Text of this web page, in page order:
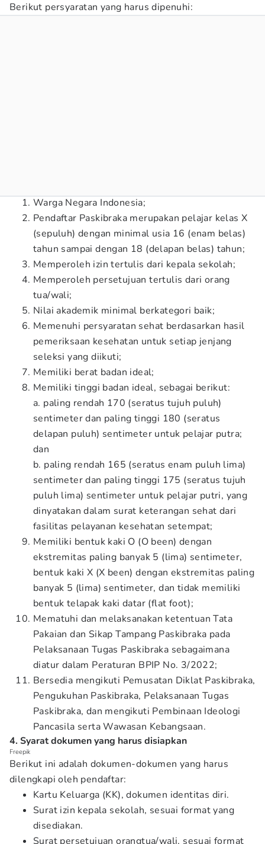
Berikut persyaratan yang harus dipenuhi:
Warga Negara Indonesia;
Pendaftar Paskibraka merupakan pelajar kelas X
(sepuluh) dengan minimal usia 16 (enam belas)
tahun sampai dengan 18 (delapan belas) tahun;
Memperoleh izin tertulis dari kepala sekolah;
Memperoleh persetujuan tertulis dari orang
tua/wali;
Nilai akademik minimal berkategori baik;
Memenuhi persyaratan sehat berdasarkan hasil
pemeriksaan kesehatan untuk setiap jenjang
seleksi yang diikuti;
Memiliki berat badan ideal;
Memiliki tinggi badan ideal, sebagai berikut:
a. paling rendah 170 (seratus tujuh puluh)
sentimeter dan paling tinggi 180 (seratus
delapan puluh) sentimeter untuk pelajar putra;
dan
b. paling rendah 165 (seratus enam puluh lima)
sentimeter dan paling tinggi 175 (seratus tujuh
puluh lima) sentimeter untuk pelajar putri, yang
dinyatakan dalam surat keterangan sehat dari
fasilitas pelayanan kesehatan setempat;
Memiliki bentuk kaki O (O been) dengan
ekstremitas paling banyak 5 (lima) sentimeter,
bentuk kaki X (X been) dengan ekstremitas paling
banyak 5 (lima) sentimeter, dan tidak memiliki
bentuk telapak kaki datar (flat foot);
Mematuhi dan melaksanakan ketentuan Tata
Pakaian dan Sikap Tampang Paskibraka pada
Pelaksanaan Tugas Paskibraka sebagaimana
diatur dalam Peraturan BPIP No. 3/2022;
Bersedia mengikuti Pemusatan Diklat Paskibraka,
Pengukuhan Paskibraka, Pelaksanaan Tugas
Paskibraka, dan mengikuti Pembinaan Ideologi
Pancasila serta Wawasan Kebangsaan.
4. Syarat dokumen yang harus disiapkan
Freepik
Berikut ini adalah dokumen-dokumen yang harus
dilengkapi oleh pendaftar:
Kartu Keluarga (KK), dokumen identitas diri.
Surat izin kepala sekolah, sesuai format yang
disediakan.
Surat persetujuan orangtua/wali, sesuai format